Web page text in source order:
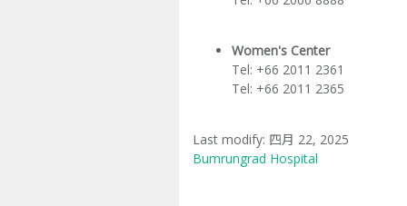
Women's Center
Tel: +66 2011 2361
Tel: +66 2011 2365
Last modify: 四月 22, 2025
Bumrungrad Hospital